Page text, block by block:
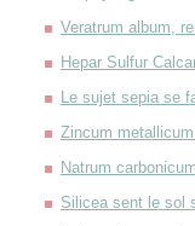
Veratrum album,
Hepar Sulfur
Le sujet sepia se
Zincum
Natrum
Silicea sent le sol